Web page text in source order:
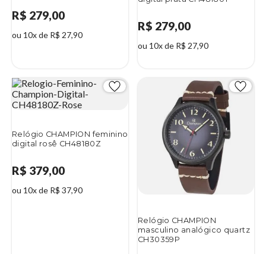
R$ 279,00
ou 10x de R$ 27,90
R$ 279,00
ou 10x de R$ 27,90
Relógio CHAMPION feminino
digital rosê CH48180Z
R$ 379,00
ou 10x de R$ 37,90
Relógio CHAMPION
masculino analógico quartz
CH30359P